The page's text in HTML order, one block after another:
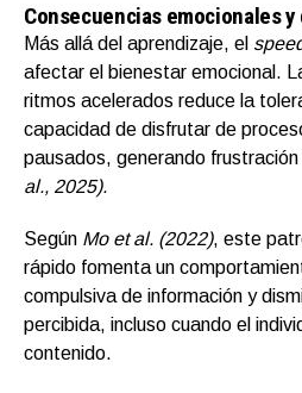
Consecuencias emocionales
Más allá del aprendizaje, el
afectar el bienestar emocional.
ritmos acelerados reduce la
capacidad de disfrutar de
pausados, generando frustración
al., 2025).
Según Mo et al. (2022), este
rápido fomenta un
compulsiva de información y
percibida, incluso cuando el
contenido.